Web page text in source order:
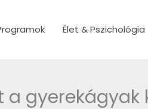
Élet & Pszichológia
a gyerekágyak